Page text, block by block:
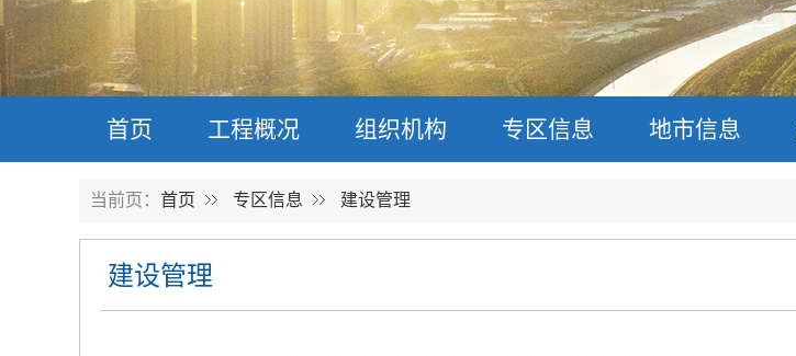
首页 工程概况 组织机构 专区信息 地市信息
当前页： 首页 专区信息 建设管理
建设管理